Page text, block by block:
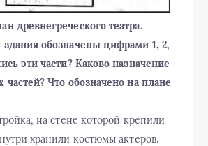
древнегреческого театра.
здания обозначены цифрами 1, 2,
эти части? Каково назначение
частей? Что обозначено на плане
на стене которой крепили
хранили костюмы актеров.